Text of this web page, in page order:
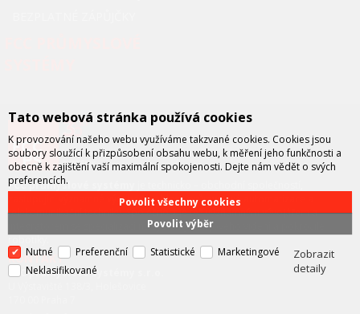
FCC průmyslové systémy
zastupující významné výrobce v oblasti průmyslové automatizace a
telekomunikační techniky. Společnost je též významným vývojářem a
integrátorem se specializací na systémy strojového vidění a pokročilé
robotiky.
KONTAKT
FCC průmyslové systémy s.r.o.
Tato webová stránka používá cookies
K provozování našeho webu využíváme takzvané cookies. Cookies jsou
soubory sloužící k přizpůsobení obsahu webu, k měření jeho funkčnosti a
obecně k zajištění vaší maximální spokojenosti. Dejte nám vědět o svých
preferencích.
Povolit výběr
Povolit všechny cookies
Nutné Preferenční Statistické
Marketingové
Neklasifikované
Zobrazit
detaily